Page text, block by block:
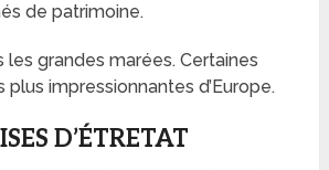
de patrimoine.
les grandes marées. Certaines
plus impressionnantes d’Europe.
D’ÉTRETAT